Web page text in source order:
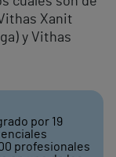
Xanit
y Vithas
por 19
profesionales